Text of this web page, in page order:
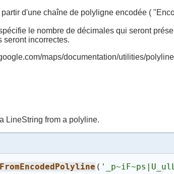
d'une chaîne de polyligne encodée (
le nombre de décimales qui seront
seront incorrectes.
maps/documentation/utilities/
LineString from a polyline.
(